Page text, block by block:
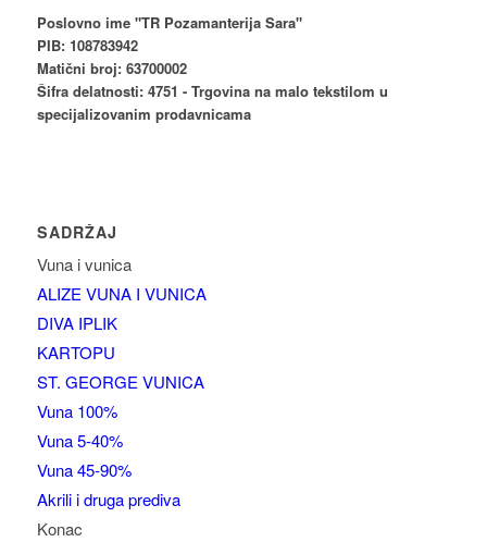
Poslovno ime "TR Pozamanterija Sara"
PIB: 108783942
Matični broj: 63700002
Šifra delatnosti: 4751 - Trgovina na malo tekstilom u
specijalizovanim prodavnicama
SADRŽAJ
Vuna i vunica
ALIZE VUNA I VUNICA
DIVA IPLIK
KARTOPU
ST. GEORGE VUNICA
Vuna 100%
Vuna 5-40%
Vuna 45-90%
Akrili i druga prediva
Konac